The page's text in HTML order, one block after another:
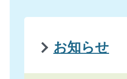
お知らせ